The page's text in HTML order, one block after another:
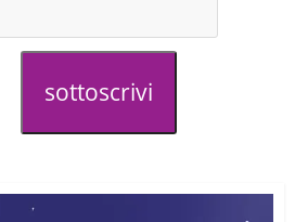
sottoscrivi